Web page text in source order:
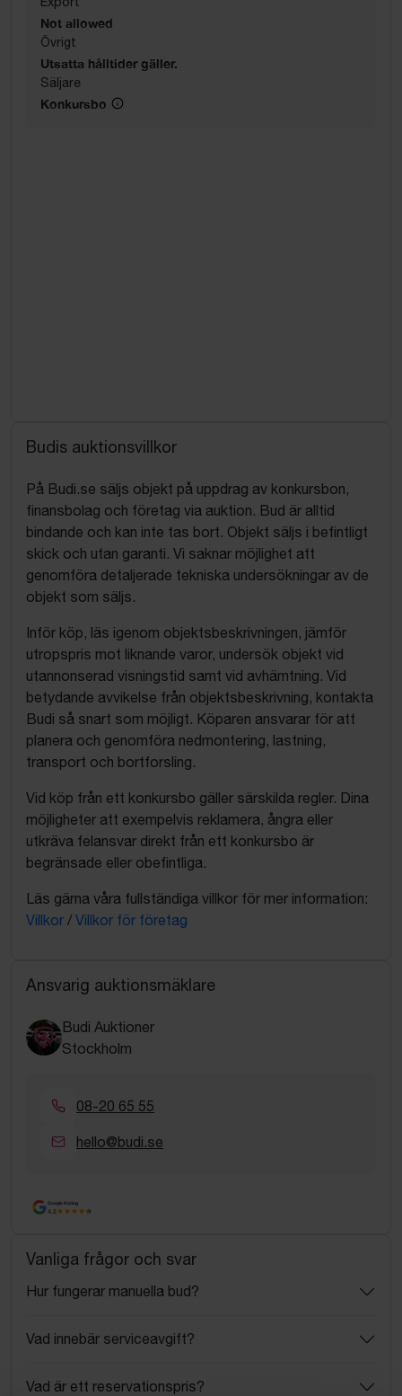
Not allowed
Övrigt
Utsatta hålltider gäller.
Säljare
Konkursbo
Budis auktionsvillkor
På Budi.se säljs objekt på uppdrag av konkursbon,
finansbolag och företag via auktion. Bud är alltid
bindande och kan inte tas bort. Objekt säljs i befintligt
skick och utan garanti. Vi saknar möjlighet att
genomföra detaljerade tekniska undersökningar av de
objekt som säljs.
Inför köp, läs igenom objektsbeskrivningen, jämför
utropspris mot liknande varor, undersök objekt vid
utannonserad visningstid samt vid avhämtning. Vid
betydande avvikelse från objektsbeskrivning, kontakta
Budi så snart som möjligt. Köparen ansvarar för att
planera och genomföra nedmontering, lastning,
transport och bortforsling.
Vid köp från ett konkursbo gäller särskilda regler. Dina
möjligheter att exempelvis reklamera, ångra eller
utkräva felansvar direkt från ett konkursbo är
begränsade eller obefintliga.
Läs gärna våra fullständiga villkor för mer information:
Villkor / Villkor för företag
Ansvarig auktionsmäklare
Budi Auktioner
Stockholm
08-20 65 55
hello@budi.se
Google Rating
4.5
Vanliga frågor och svar
Hur fungerar manuella bud?
Vad innebär serviceavgift?
Vad är ett reservationspris?